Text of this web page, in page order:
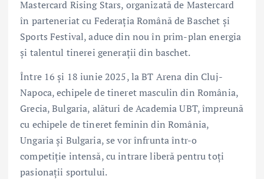
Mastercard Rising Stars, organizată de Mastercard
în parteneriat cu Federația Română de Baschet și
Sports Festival, aduce din nou în prim-plan energia
și talentul tinerei generații din baschet.
Între 16 și 18 iunie 2025, la BT Arena din Cluj-
Napoca, echipele de tineret masculin din România,
Grecia, Bulgaria, alături de Academia UBT, împreună
cu echipele de tineret feminin din România,
Ungaria și Bulgaria, se vor înfrunta într-o
competiție intensă, cu intrare liberă pentru toți
pasionații sportului.